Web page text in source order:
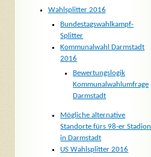
Wahlsplitter 2016
Bundestagswahlkampf-
Splitter
Kommunalwahl Darmstadt
2016
Bewertungslogik
Kommunalwahlumfrage
Darmstadt
Mögliche alternative
Standorte fürs 98-er Stadion
in Darmstadt
US Wahlsplitter 2016